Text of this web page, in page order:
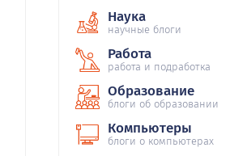
Наука
научные блоги
Работа
работа и подработка
Образование
блоги об образовании
Компьютеры
блоги о компьютерах